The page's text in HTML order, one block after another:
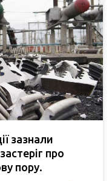
зазнали
про
пору.